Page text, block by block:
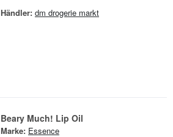
Händler: dm drogerie markt
Beary Much! Lip Oil
Marke: Essence